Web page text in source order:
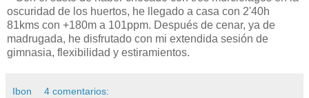
oscuridad de los huertos, he llegado a casa con 2'40h
81kms con +180m a 101ppm. Después de cenar, ya de
madrugada, he disfrutado con mi extendida sesión de
gimnasia, flexibilidad y estiramientos.
Ibon 4 comentarios: